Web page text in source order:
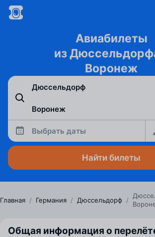
Авиабилеты
из
Воронеж
Выбрать даты
Найти билеты
Главная / Германия / Дюссельдорф /
Общая информация о